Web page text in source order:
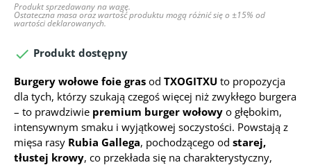
Produkt sprzedawany na wagę.
Ostateczna masa oraz wartość produktu mogą różnić się o ±15% od
wartości deklarowanych.
 Produkt dostępny
Burgery wołowe foie gras od TXOGITXU to propozycja
dla tych, którzy szukają czegoś więcej niż zwykłego burgera
– to prawdziwie premium burger wołowy o głębokim,
intensywnym smaku i wyjątkowej soczystości. Powstają z
mięsa rasy Rubia Gallega, pochodzącego od starej,
tłustej krowy, co przekłada się na charakterystyczny,